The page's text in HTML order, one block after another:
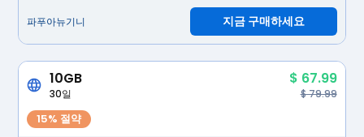
파푸아뉴기니 지금 구매하세요
10GB $ 67.99
30일 $ 79.99
15% 절약